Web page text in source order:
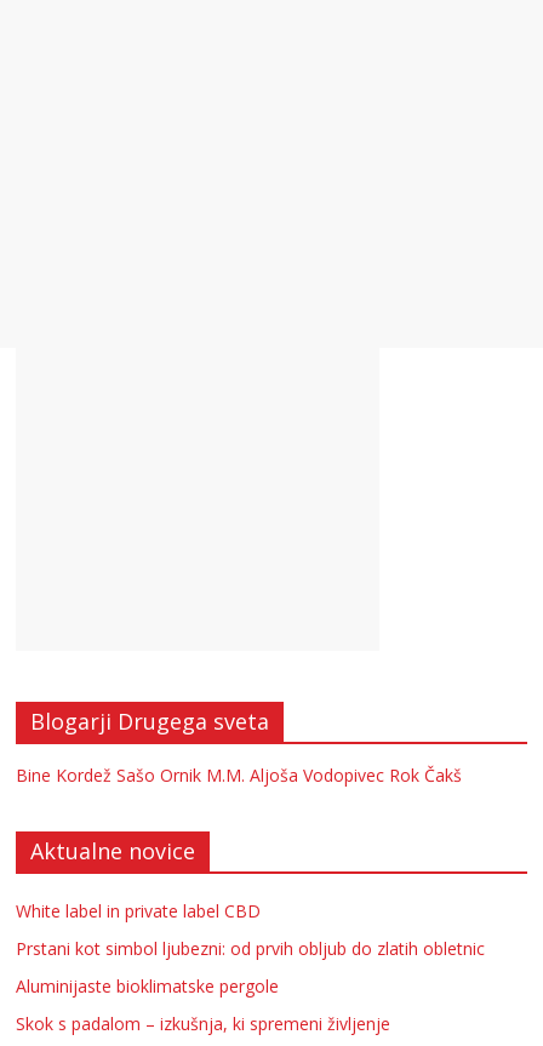
Blogarji Drugega sveta
Bine Kordež Sašo Ornik M.M. Aljoša Vodopivec Rok Čakš
Aktualne novice
White label in private label CBD
Prstani kot simbol ljubezni: od prvih obljub do zlatih obletnic
Aluminijaste bioklimatske pergole
Skok s padalom – izkušnja, ki spremeni življenje